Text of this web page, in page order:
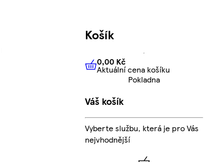
Košík
0,00 KčAktuální cena košíku
0,00 Kč
Aktuální cena košíku
Pokladna
Váš košík
Vyberte službu, která je pro Vás
nejvhodnější